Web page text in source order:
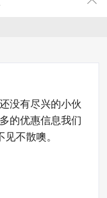
没有尽兴的小伙
的优惠信息我们
不散噢。